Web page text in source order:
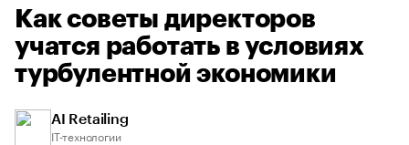
Как советы директоров
учатся работать в условиях
турбулентной экономики
AI Retailing
IT-технологии